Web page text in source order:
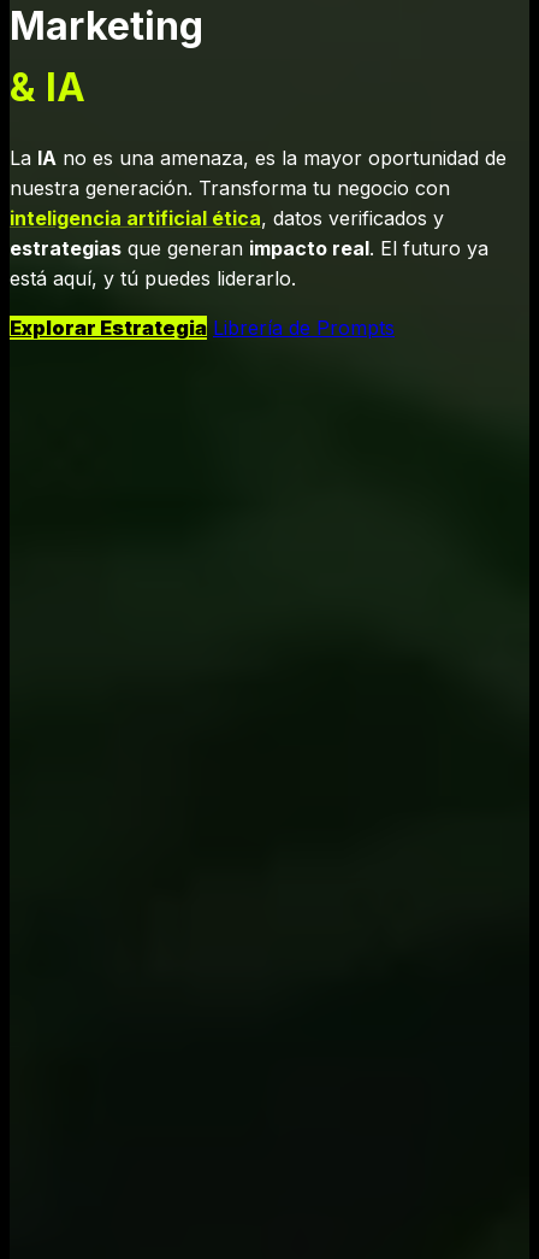
Marketing
& IA
La IA no es una amenaza, es la mayor oportunidad de
nuestra generación. Transforma tu negocio con
inteligencia artificial ética, datos verificados y
estrategias que generan impacto real. El futuro ya
está aquí, y tú puedes liderarlo.
Explorar Estrategia Librería de Prompts